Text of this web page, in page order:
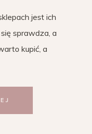
jest ich
sprawdza, a
kupić, a